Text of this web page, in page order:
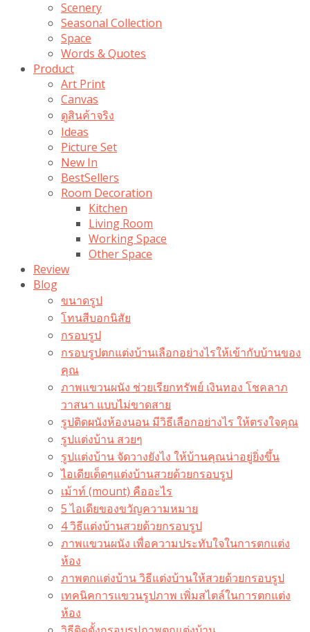
Scenery
Seasonal Collection
Space
Words & Quotes
Product
Art Print
Canvas
ดูสินค้าจริง
Ideas
Picture Set
New In
BestSellers
Room Decoration
Kitchen
Living Room
Working Space
Other Space
Review
Blog
ขนาดรูป
โทนสีบอกนิสัย
กรอบรูป
กรอบรูปตกแต่งบ้านเลือกอย่างไรให้เข้ากับบ้านของ
คุณ
ภาพแขวนผนัง ช่วยเรียกทรัพย์ เงินทอง โชคลาภ
วาสนา แบบไม่ขาดสาย
รูปติดผนังห้องนอน มีวิธีเลือกอย่างไร ให้ตรงใจคุณ
รูปแต่งบ้าน สวยๆ
รูปแต่งบ้าน จัดวางยังไง ให้บ้านคุณน่าอยู่ยิ่งขึ้น
ไอเดียเด็ดๆแต่งบ้านสวยด้วยกรอบรูป
เม้าท์ (mount) คืออะไร​
5 ไอเดียของขวัญความหมาย
4 วิธีแต่งบ้านสวยด้วยกรอบรูป
ภาพแขวนผนัง เพื่อความประทับใจในการตกแต่ง
ห้อง
ภาพตกแต่งบ้าน วิธีแต่งบ้านให้สวยด้วยกรอบรูป
เทคนิคการแขวนรูปภาพ เพิ่มสไตล์ในการตกแต่ง
ห้อง